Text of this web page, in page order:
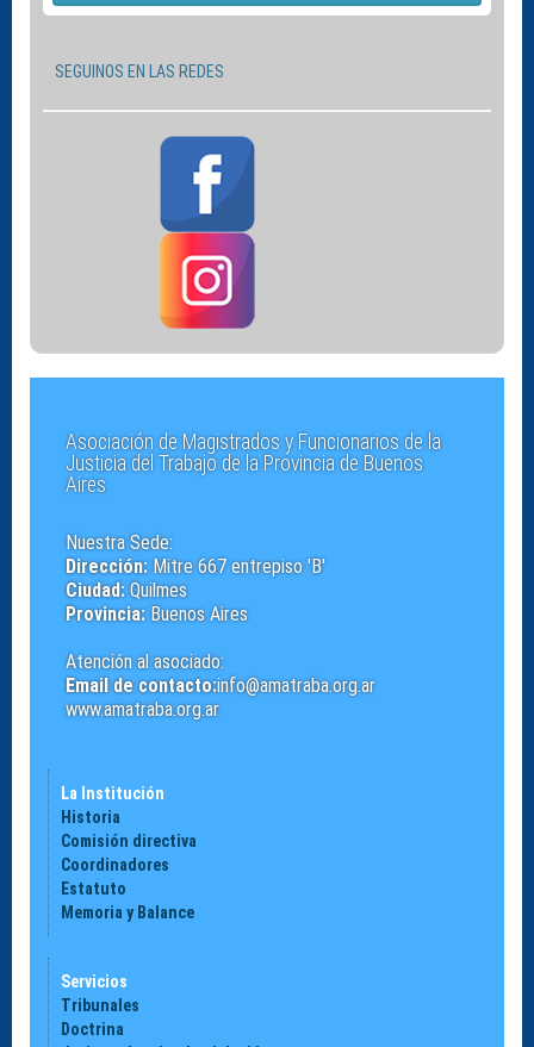
SEGUINOS EN LAS REDES
Asociación de Magistrados y Funcionarios de la
Justicia del Trabajo de la Provincia de Buenos
Aires
Nuestra Sede:
Dirección: Mitre 667 entrepiso 'B'
Ciudad:Quilmes
Provincia: Buenos Aires
Atención al asociado:
Email de contacto:info@amatraba.org.ar
www.amatraba.org.ar
La Institución
Historia
Comisión directiva
Coordinadores
Estatuto
Memoria y Balance
Servicios
Tribunales
Doctrina